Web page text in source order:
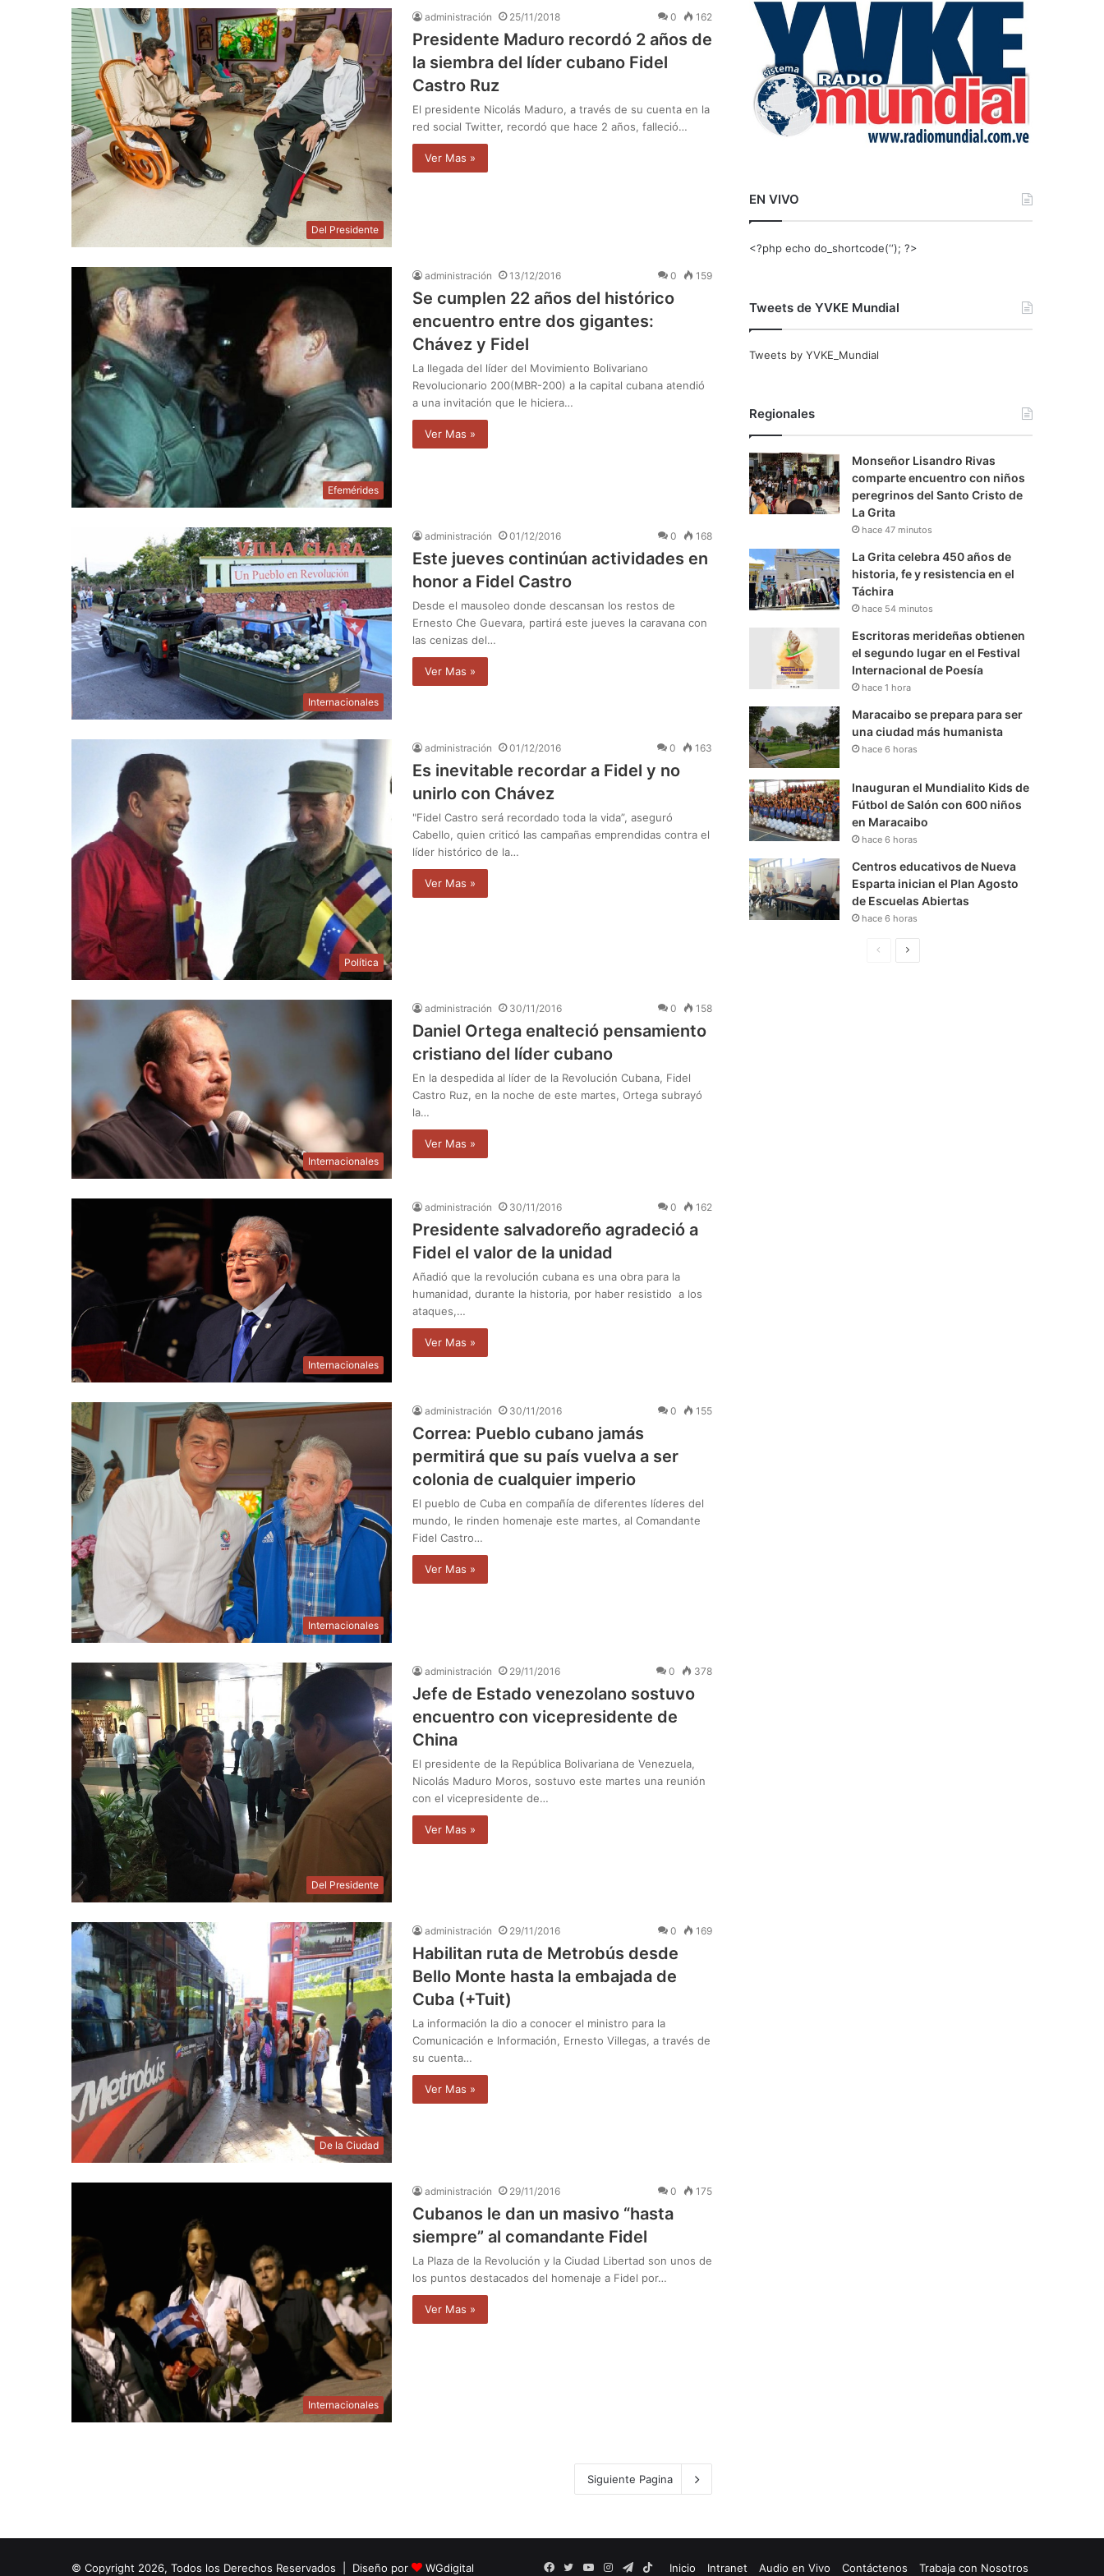
Del Presidente
administración 25/11/2018 0 162
Presidente Maduro recordó 2 años de
la siembra del líder cubano Fidel
Castro Ruz
El presidente Nicolás Maduro, a través de su cuenta en la
red social Twitter, recordó que hace 2 años, falleció…
Ver Mas »
Efemérides
administración 13/12/2016 0 159
Se cumplen 22 años del histórico
encuentro entre dos gigantes:
Chávez y Fidel
La llegada del líder del Movimiento Bolivariano
Revolucionario 200(MBR-200) a la capital cubana atendió
a una invitación que le hiciera…
Ver Mas »
Internacionales
administración 01/12/2016 0 168
Este jueves continúan actividades en
honor a Fidel Castro
Desde el mausoleo donde descansan los restos de
Ernesto Che Guevara, partirá este jueves la caravana con
las cenizas del…
Ver Mas »
Política
administración 01/12/2016 0 163
Es inevitable recordar a Fidel y no
unirlo con Chávez
"Fidel Castro será recordado toda la vida”, aseguró
Cabello, quien criticó las campañas emprendidas contra el
líder histórico de la…
Ver Mas »
Internacionales
administración 30/11/2016 0 158
Daniel Ortega enalteció pensamiento
cristiano del líder cubano
En la despedida al líder de la Revolución Cubana, Fidel
Castro Ruz, en la noche de este martes, Ortega subrayó
la…
Ver Mas »
Internacionales
administración 30/11/2016 0 162
Presidente salvadoreño agradeció a
Fidel el valor de la unidad
Añadió que la revolución cubana es una obra para la
humanidad, durante la historia, por haber resistido a los
ataques,…
Ver Mas »
Internacionales
administración 30/11/2016 0 155
Correa: Pueblo cubano jamás
permitirá que su país vuelva a ser
colonia de cualquier imperio
El pueblo de Cuba en compañía de diferentes líderes del
mundo, le rinden homenaje este martes, al Comandante
Fidel Castro…
Ver Mas »
Del Presidente
administración 29/11/2016 0 378
Jefe de Estado venezolano sostuvo
encuentro con vicepresidente de
China
El presidente de la República Bolivariana de Venezuela,
Nicolás Maduro Moros, sostuvo este martes una reunión
con el vicepresidente de…
Ver Mas »
De la Ciudad
administración 29/11/2016 0 169
Habilitan ruta de Metrobús desde
Bello Monte hasta la embajada de
Cuba (+Tuit)
La información la dio a conocer el ministro para la
Comunicación e Información, Ernesto Villegas, a través de
su cuenta…
Ver Mas »
Internacionales
administración 29/11/2016 0 175
Cubanos le dan un masivo “hasta
siempre” al comandante Fidel
La Plaza de la Revolución y la Ciudad Libertad son unos de
los puntos destacados del homenaje a Fidel por…
Ver Mas »
Siguiente Pagina
r
EN VIVO
<?php echo do_shortcode(‘‘); ?>
Tweets de YVKE Mundial
Tweets by YVKE_Mundial
Regionales
Monseñor Lisandro Rivas
comparte encuentro con niños
peregrinos del Santo Cristo de
La Grita
hace 47 minutos
La Grita celebra 450 años de
historia, fe y resistencia en el
Táchira
hace 54 minutos
Escritoras merideñas obtienen
el segundo lugar en el Festival
Internacional de Poesía
hace 1 hora
Maracaibo se prepara para ser
una ciudad más humanista
hace 6 horas
Inauguran el Mundialito Kids de
Fútbol de Salón con 600 niños
en Maracaibo
hace 6 horas
Centros educativos de Nueva
Esparta inician el Plan Agosto
de Escuelas Abiertas
hace 6 horas
S
© Copyright 2026, Todos los Derechos Reservados | Diseño por WGdigital Inicio Intranet Audio en Vivo Contáctenos Trabaja con Nosotros
Facebook
TwitterYouTubeInstagramTelegram
TikTok